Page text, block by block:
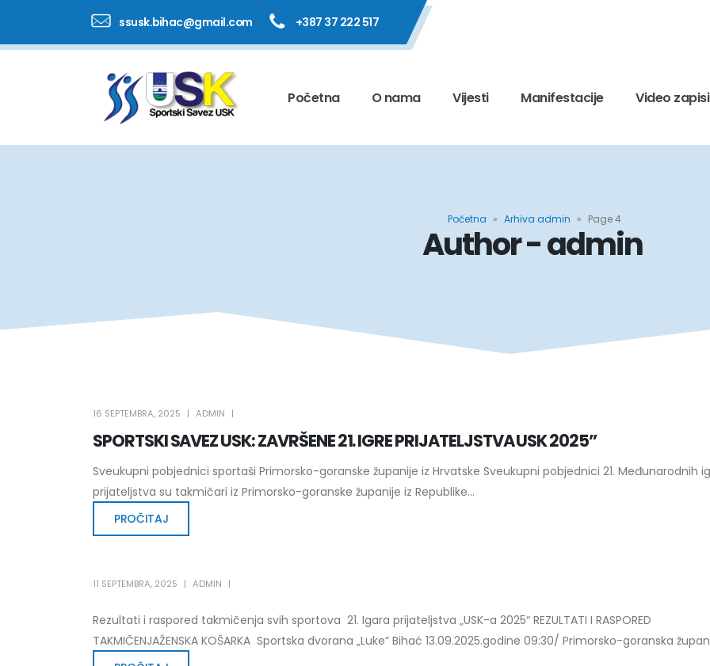
ssusk.bihac@gmail.com +387 37 222 517
Početna O nama Vijesti Manifestacije Video zapisi
Početna » Arhiva admin » Page 4
Author - admin
SPORTSKI SAVEZ USK: ZAVRŠENE 21. IGRE PRIJATELJSTVA USK 2025”
16 SEPTEMBRA, 2025 ADMIN
Sveukupni pobjednici sportaši Primorsko-goranske županije iz Hrvatske Sveukupni pobjednici 21. Međunarodnih
prijateljstva su takmičari iz Primorsko-goranske županije iz Republike...
PROČITAJ
11 SEPTEMBRA, 2025 ADMIN
Rezultati i raspored takmičenja svih sportova 21. Igara prijateljstva „USK-a 2025“ REZULTATI I RASPORED
TAKMIČENJAŽENSKA KOŠARKA Sportska dvorana „Luke“ Bihać 13.09.2025.godine 09:30/ Primorsko-goranska